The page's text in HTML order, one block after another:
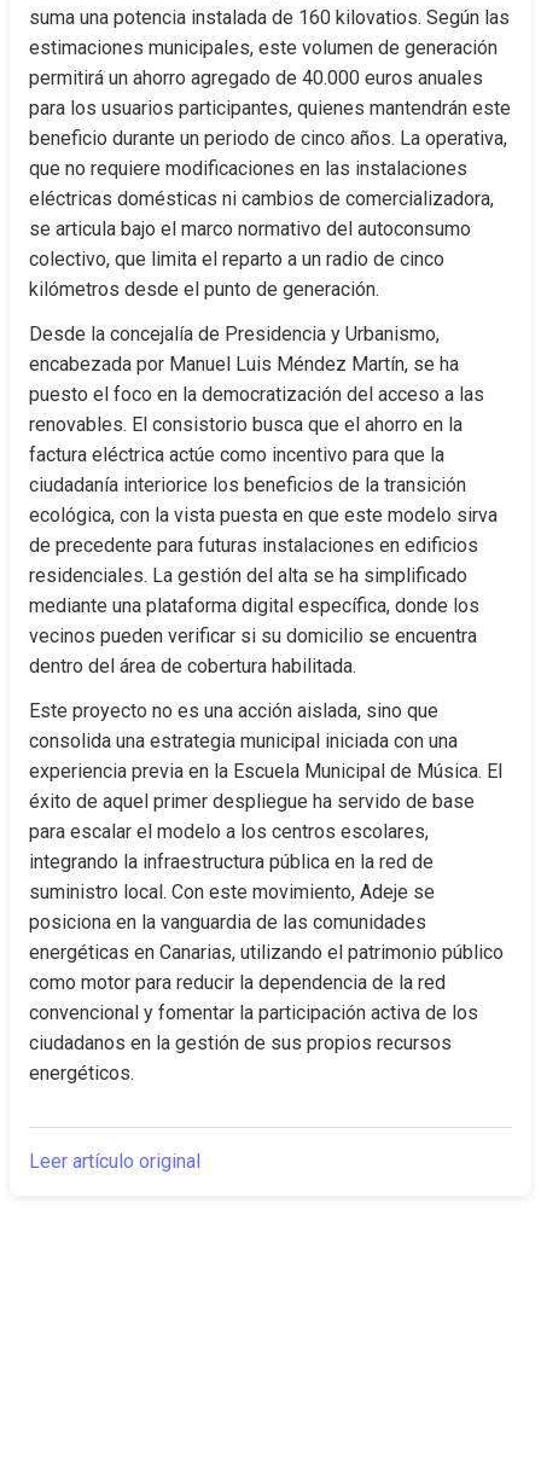
suma una potencia instalada de 160 kilovatios. Según las
estimaciones municipales, este volumen de generación
permitirá un ahorro agregado de 40.000 euros anuales
para los usuarios participantes, quienes mantendrán este
beneficio durante un periodo de cinco años. La operativa,
que no requiere modificaciones en las instalaciones
eléctricas domésticas ni cambios de comercializadora,
se articula bajo el marco normativo del autoconsumo
colectivo, que limita el reparto a un radio de cinco
kilómetros desde el punto de generación.
Desde la concejalía de Presidencia y Urbanismo,
encabezada por Manuel Luis Méndez Martín, se ha
puesto el foco en la democratización del acceso a las
renovables. El consistorio busca que el ahorro en la
factura eléctrica actúe como incentivo para que la
ciudadanía interiorice los beneficios de la transición
ecológica, con la vista puesta en que este modelo sirva
de precedente para futuras instalaciones en edificios
residenciales. La gestión del alta se ha simplificado
mediante una plataforma digital específica, donde los
vecinos pueden verificar si su domicilio se encuentra
dentro del área de cobertura habilitada.
Este proyecto no es una acción aislada, sino que
consolida una estrategia municipal iniciada con una
experiencia previa en la Escuela Municipal de Música. El
éxito de aquel primer despliegue ha servido de base
para escalar el modelo a los centros escolares,
integrando la infraestructura pública en la red de
suministro local. Con este movimiento, Adeje se
posiciona en la vanguardia de las comunidades
energéticas en Canarias, utilizando el patrimonio público
como motor para reducir la dependencia de la red
convencional y fomentar la participación activa de los
ciudadanos en la gestión de sus propios recursos
energéticos.
Leer artículo original